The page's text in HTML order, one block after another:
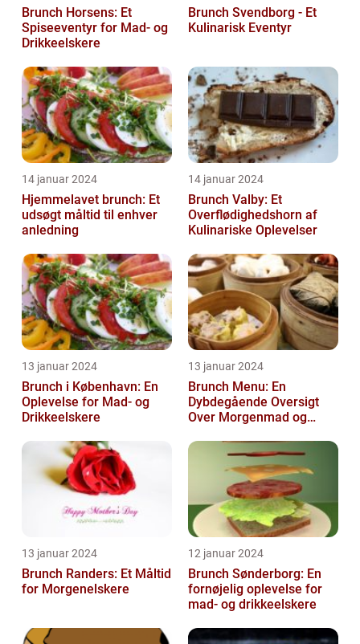
Brunch Horsens: Et
Spiseeventyr for Mad- og
Drikkeelskere
Brunch Svendborg - Et
Kulinarisk Eventyr
14 januar 2024
Hjemmelavet brunch: Et
udsøgt måltid til enhver
anledning
14 januar 2024
Brunch Valby: Et
Overflødighedshorn af
Kulinariske Oplevelser
13 januar 2024
Brunch i København: En
Oplevelse for Mad- og
Drikkeelskere
13 januar 2024
Brunch Menu: En
Dybdegående Oversigt
Over Morgenmad og
13 januar 2024
Brunch Randers: Et Måltid
for Morgenelskere
12 januar 2024
Brunch Sønderborg: En
fornøjelig oplevelse for
mad- og drikkeelskere